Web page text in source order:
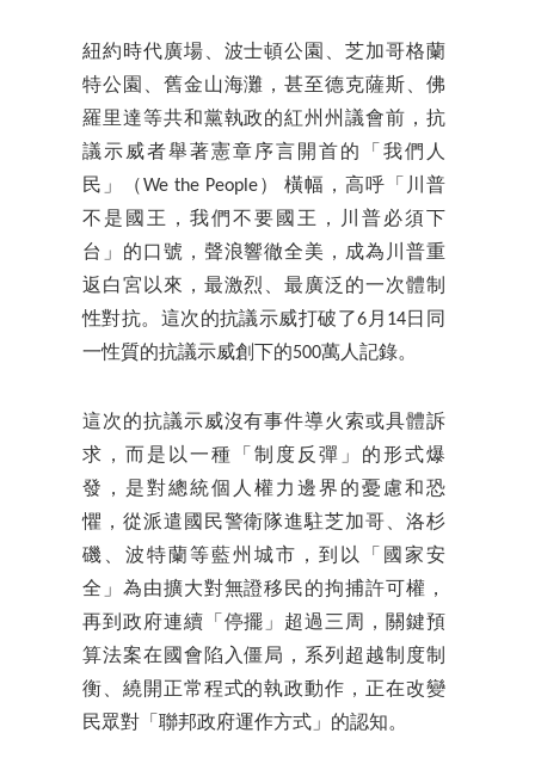
紐約時代廣場、波士頓公園、芝加哥格蘭
特公園、舊金山海灘，甚至德克薩斯、佛
羅里達等共和黨執政的紅州州議會前，抗
議示威者舉著憲章序言開首的「我們人
民」（We the People） 橫幅，高呼「川普
不是國王，我們不要國王，川普必須下
台」的口號，聲浪響徹全美，成為川普重
返白宮以來，最激烈、最廣泛的一次體制
性對抗。這次的抗議示威打破了6月14日同
一性質的抗議示威創下的500萬人記錄。
這次的抗議示威沒有事件導火索或具體訴
求，而是以一種「制度反彈」的形式爆
發，是對總統個人權力邊界的憂慮和恐
懼，從派遣國民警衛隊進駐芝加哥、洛杉
磯、波特蘭等藍州城市，到以「國家安
全」為由擴大對無證移民的拘捕許可權，
再到政府連續「停擺」超過三周，關鍵預
算法案在國會陷入僵局，系列超越制度制
衡、繞開正常程式的執政動作，正在改變
民眾對「聯邦政府運作方式」的認知。